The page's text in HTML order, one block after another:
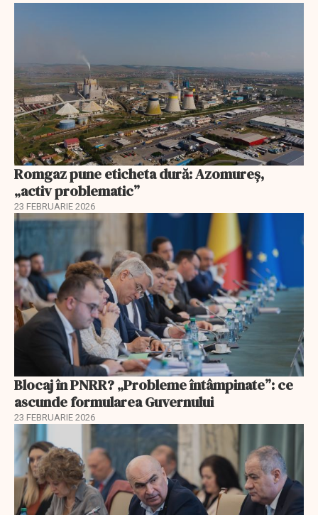
Romgaz pune eticheta dură: Azomureș,
„activ problematic”
23 FEBRUARIE 2026
Blocaj în PNRR? „Probleme întâmpinate”: ce
ascunde formularea Guvernului
23 FEBRUARIE 2026